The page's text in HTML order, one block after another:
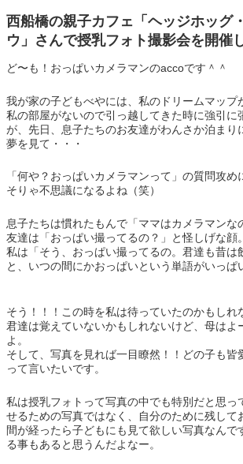
西船橋の親子カフェ「ヘッジホッグ
ウ」さんで授乳フォト撮影会を開催
ど〜も！おっぱいカメラマンのaccoです＾＾
我が家の子どもべやには、私のドリームマップ
私の部屋がないので引っ越してきた時に強引に
が、先日、息子たちのお友達がわんさか泊まり
夢を見て・・・
「何や？おっぱいカメラマンって」の質問攻め
そりゃ不思議になるよね（笑）
息子たちは慣れたもんで「ママはカメラマンな
友達は「おっぱい撮ってるの？」と怪しげな顔。
私は「そう、おっぱい撮ってるの。君達も昔は
と、いつの間にかおっぱいという単語がいっぱ
そう！！！この時を私は待っていたのかもしれ
君達は覚えていないかもしれないけど、母はよ
よ。
そして、写真を見れば一目瞭然！！どの子も皆
って言いたいです。
私は授乳フォトって写真の中でも特別だと思っ
せるための写真ではなく、自分のために残して
間が経ったら子どもにも見て欲しい写真なんで
る事もあると思うんだよなー。